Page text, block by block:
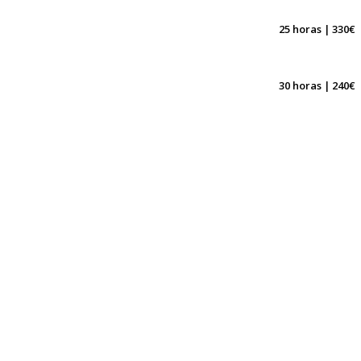
25 horas | 330€
30 horas | 240€